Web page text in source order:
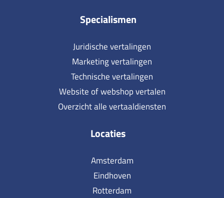
Specialismen
Juridische vertalingen
Marketing vertalingen
Technische vertalingen
Website of webshop vertalen
Overzicht alle vertaaldiensten
Locaties
Amsterdam
Eindhoven
Rotterdam